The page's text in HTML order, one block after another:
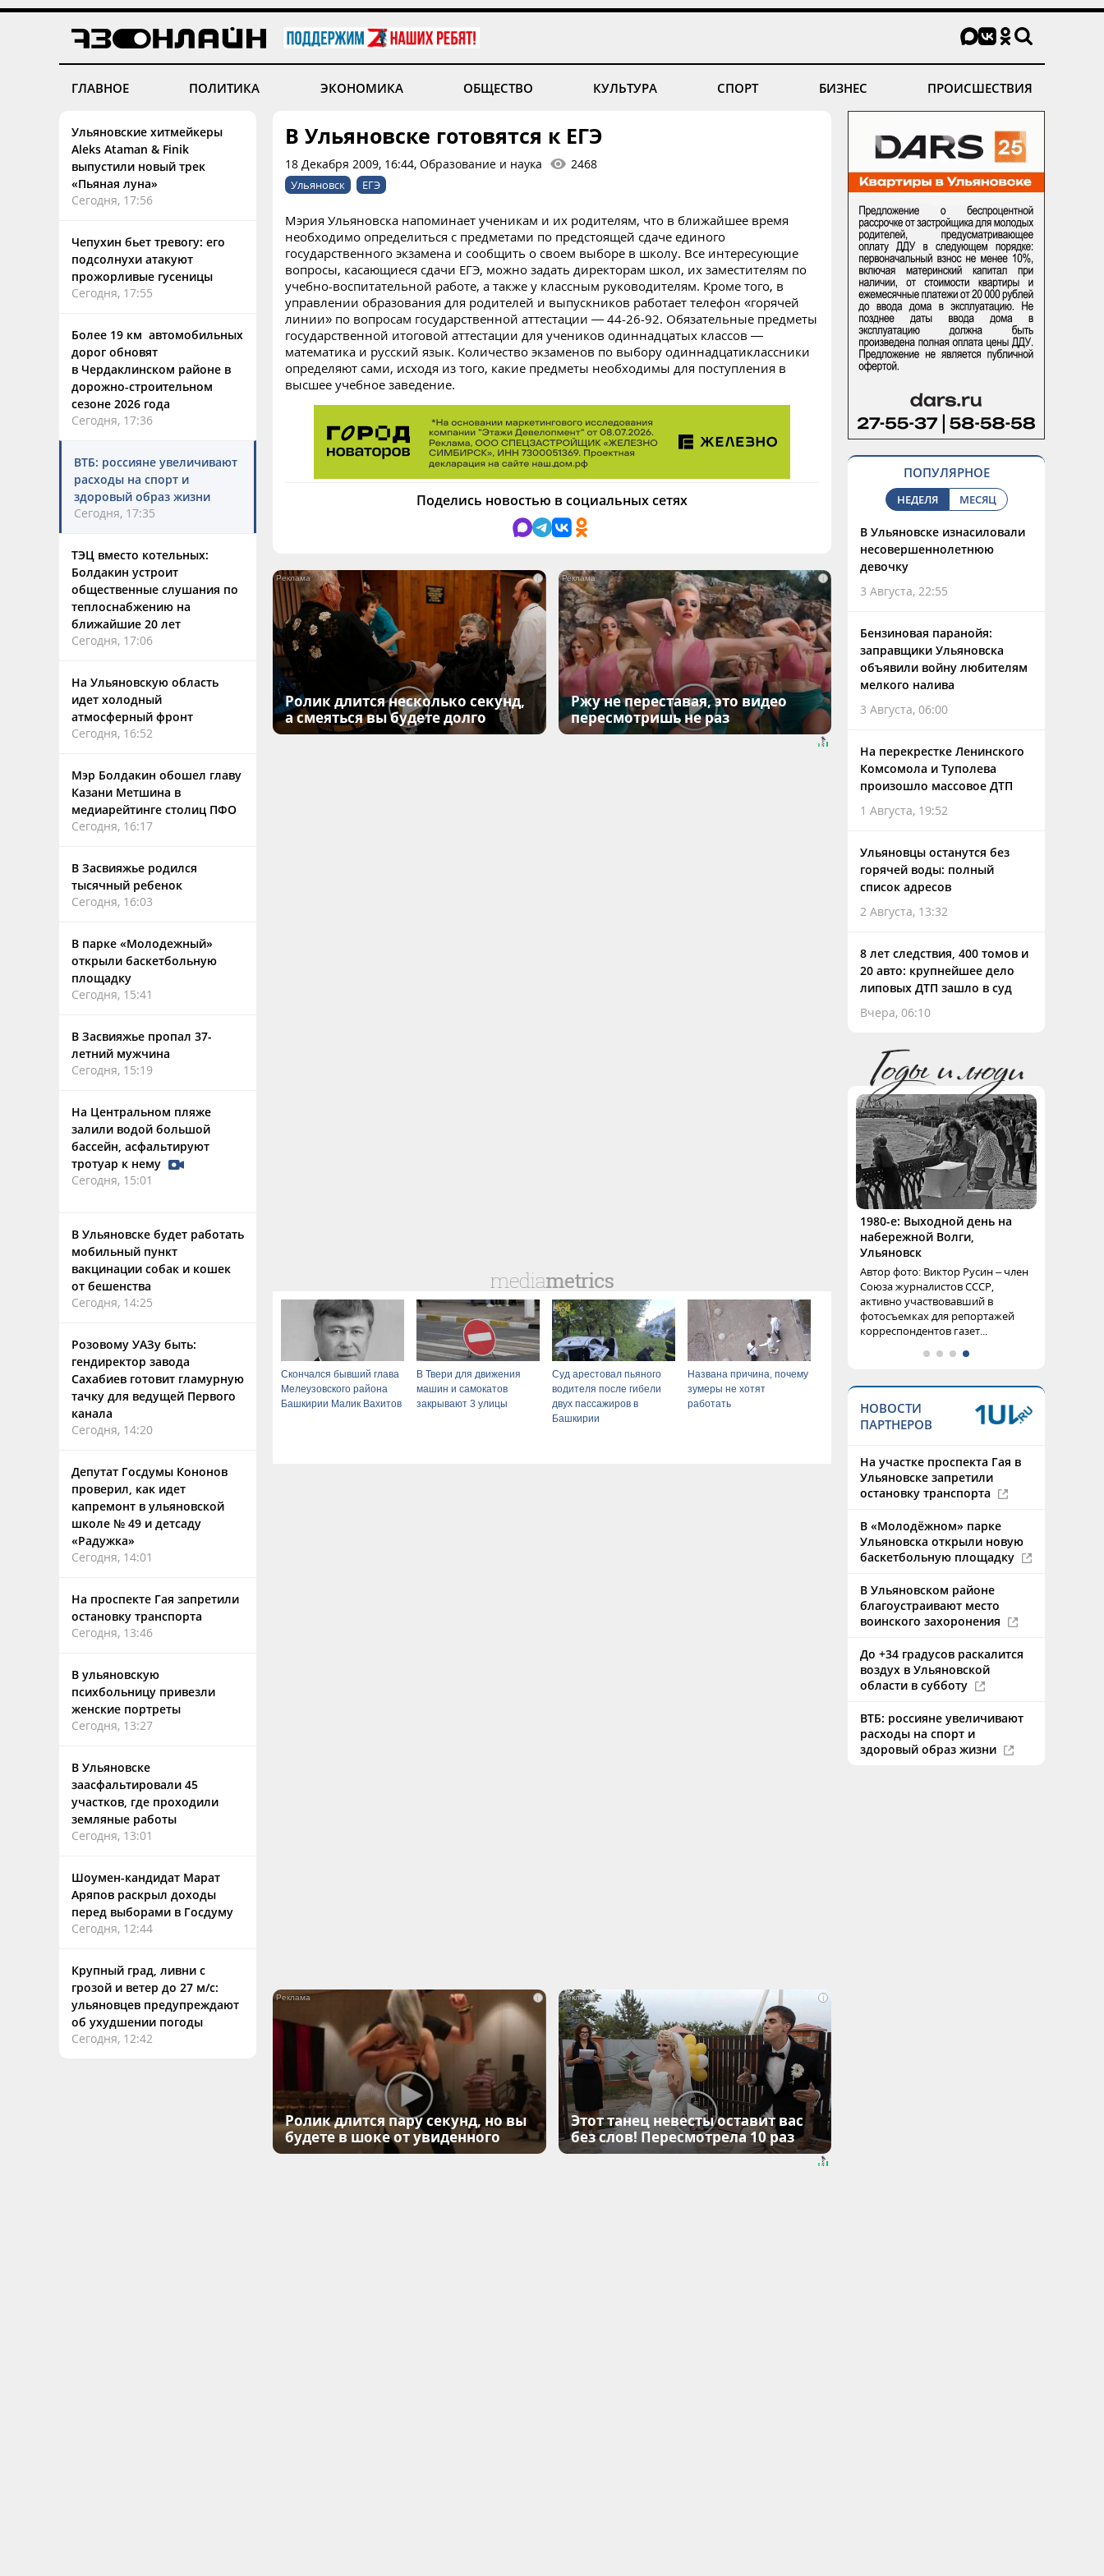
ГЛАВНОЕ ПОЛИТИКА ЭКОНОМИКА ОБЩЕСТВО КУЛЬТУРА СПОРТ БИЗНЕС ПРОИСШЕСТВИЯ
Ульяновские хитмейкеры
Aleks Ataman & Finik
выпустили новый трек
«Пьяная луна»
Сегодня, 17:56
Чепухин бьет тревогу: его
подсолнухи атакуют
прожорливые гусеницы
Сегодня, 17:55
Более 19 км автомобильных
дорог обновят
в Чердаклинском районе в
дорожно-строительном
сезоне 2026 года
Сегодня, 17:36
ВТБ: россияне увеличивают
расходы на спорт и
здоровый образ жизни
Сегодня, 17:35
ТЭЦ вместо котельных:
Болдакин устроит
общественные слушания по
теплоснабжению на
ближайшие 20 лет
Сегодня, 17:06
На Ульяновскую область
идет холодный
атмосферный фронт
Сегодня, 16:52
Мэр Болдакин обошел главу
Казани Метшина в
медиарейтинге столиц ПФО
Сегодня, 16:17
В Засвияжье родился
тысячный ребенок
Сегодня, 16:03
В парке «Молодежный»
открыли баскетбольную
площадку
Сегодня, 15:41
В Засвияжье пропал 37-
летний мужчина
Сегодня, 15:19
На Центральном пляже
залили водой большой
бассейн, асфальтируют
тротуар к нему
Сегодня, 15:01
В Ульяновске будет работать
мобильный пункт
вакцинации собак и кошек
от бешенства
Сегодня, 14:25
Розовому УАЗу быть:
гендиректор завода
Сахабиев готовит гламурную
тачку для ведущей Первого
канала
Сегодня, 14:20
Депутат Госдумы Кононов
проверил, как идет
капремонт в ульяновской
школе № 49 и детсаду
«Радужка»
Сегодня, 14:01
На проспекте Гая запретили
остановку транспорта
Сегодня, 13:46
В ульяновскую
психбольницу привезли
женские портреты
Сегодня, 13:27
В Ульяновске
заасфальтировали 45
участков, где проходили
земляные работы
Сегодня, 13:01
Шоумен-кандидат Марат
Аряпов раскрыл доходы
перед выборами в Госдуму
Сегодня, 12:44
Крупный град, ливни с
грозой и ветер до 27 м/с:
ульяновцев предупреждают
об ухудшении погоды
Сегодня, 12:42
В Ульяновске готовятся к ЕГЭ
18 Декабря 2009, 16:44, Образование и наука 2468
Ульяновск ЕГЭ
Мэрия Ульяновска напоминает ученикам и их родителям, что в ближайшее время
необходимо определиться с предметами по предстоящей сдаче единого
государственного экзамена и сообщить о своем выборе в школу. Все интересующие
вопросы, касающиеся сдачи ЕГЭ, можно задать директорам школ, их заместителям по
учебно-воспитательной работе, а также у классным руководителям. Кроме того, в
управлении образования для родителей и выпускников работает телефон «горячей
линии» по вопросам государственной аттестации — 44-26-92. Обязательные предметы
государственной итоговой аттестации для учеников одиннадцатых классов —
математика и русский язык. Количество экзаменов по выбору одиннадцатиклассники
определяют сами, исходя из того, какие предметы необходимы для поступления в
высшее учебное заведение.
Поделись новостью в социальных сетях
i
Ролик длится несколько секунд,
а смеяться вы будете долго
i
Ржу не переставая, это видео
пересмотришь не раз
Скончался бывший глава
Мелеузовского района
Башкирии Малик Вахитов
В Твери для движения
машин и самокатов
закрывают 3 улицы
Суд арестовал пьяного
водителя после гибели
двух пассажиров в
Башкирии
Названа причина, почему
зумеры не хотят
работать
i
Ролик длится пару секунд, но вы
будете в шоке от увиденного
i
Этот танец невесты оставит вас
без слов! Пересмотрела 10 раз
ПОПУЛЯРНОЕ
НЕДЕЛЯ МЕСЯЦ
В Ульяновске изнасиловали
несовершеннолетнюю
девочку
3 Августа, 22:55
Бензиновая паранойя:
заправщики Ульяновска
объявили войну любителям
мелкого налива
3 Августа, 06:00
На перекрестке Ленинского
Комсомола и Туполева
произошло массовое ДТП
1 Августа, 19:52
Ульяновцы останутся без
горячей воды: полный
список адресов
2 Августа, 13:32
8 лет следствия, 400 томов и
20 авто: крупнейшее дело
липовых ДТП зашло в суд
Вчера, 06:10
1980-е: Выходной день на
набережной Волги,
Ульяновск
Автор фото: Виктор Русин – член
Союза журналистов СССР,
активно участвовавший в
фотосъемках для репортажей
корреспондентов газет...
НОВОСТИ
ПАРТНЕРОВ
На участке проспекта Гая в
Ульяновске запретили
остановку транспорта
В «Молодёжном» парке
Ульяновска открыли новую
баскетбольную площадку
В Ульяновском районе
благоустраивают место
воинского захоронения
До +34 градусов раскалится
воздух в Ульяновской
области в субботу
ВТБ: россияне увеличивают
расходы на спорт и
здоровый образ жизни